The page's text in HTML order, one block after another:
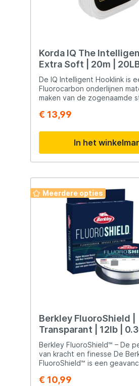
Korda IQ The
Extra Soft | 20m |
De IQ Intelligent Hooklink is
Fluorocarbon onderlijnen
maken van de zogenaamde
onderlijnmateriaal.
€ 13,99
In het
Meerdere opties
Berkley FluoroShield |
Transparant | 12lb |
274m
Berkley FluoroShield™ – De
van kracht en finesse De Berkley
FluoroShield™ is een
werelden samenbrengt: een
€ 10,99